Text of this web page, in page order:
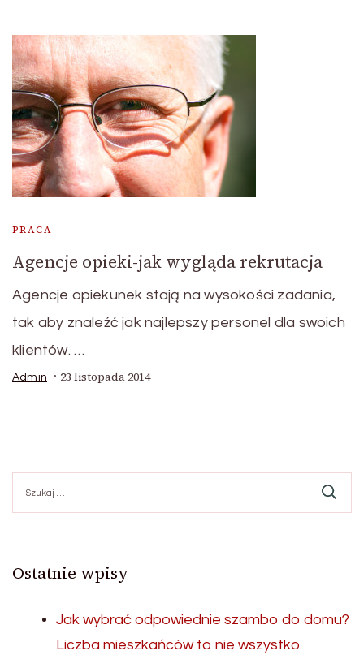
PRACA
Agencje opieki-jak wygląda rekrutacja
Agencje opiekunek stają na wysokości zadania,
tak aby znaleźć jak najlepszy personel dla swoich
klientów. …
Admin 23 listopada 2014
Ostatnie wpisy
Jak wybrać odpowiednie szambo do domu?
Liczba mieszkańców to nie wszystko.